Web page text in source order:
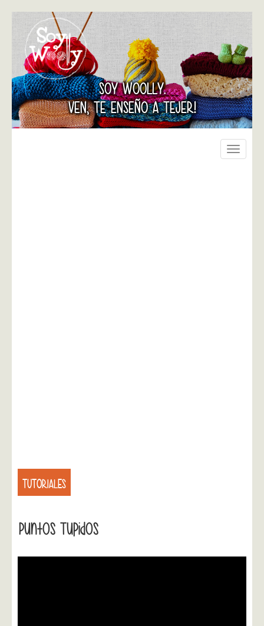
SOY WOOLLY.
VEN, TE ENSEÑO A TEJER!
Toggle
TUTORIALES
Puntos Tupidos